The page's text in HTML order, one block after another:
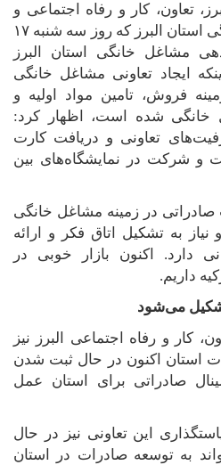
تعاون، کار و رفاه اجتماعی و
شرکت تعاونی مشاغل خانگی استان البرز که روز سه شنبه ۱۷
مشاغل خانگی استان البرز
ایجاد تعاونی مشاغل خانگی
فروش، تامین مواد اولیه و
خانگی شده است، اظهار کرد:
تعاونی و دریافت کارت
و شرکت در نمایشگاه‌های بین
صادراتی در زمینه مشاغل خانگی
به تشکیل اتاق فکر و ارائه
دارد. اکنون بازار خوبی در
داریم.
می‌شود
کار و رفاه اجتماعی البرز نیز
استان اکنون در حال ثبت شدن
صادراتی برای استان عمل
این تعاونی نیز در حال
به توسعه صادرات در استان